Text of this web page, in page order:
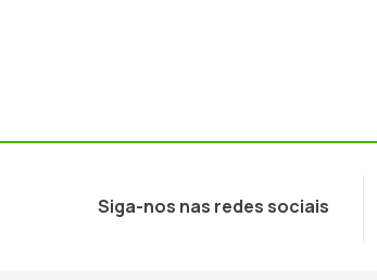
Siga-nos nas redes sociais